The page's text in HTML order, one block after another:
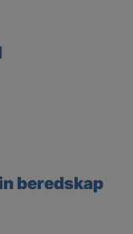
beredskap